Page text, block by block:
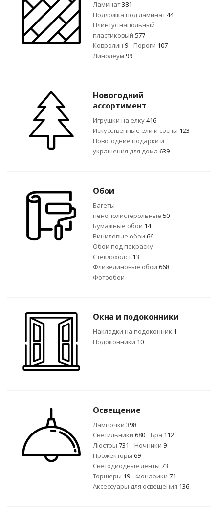
Ламинат381
Подложка под ламинат44
Плинтус напольный
пластиковый 577
Ковролин 9 Пороги 107
Линолеум 99
Новогодний
ассортимент
Игрушки на елку416
Искусственные ели и сосны 123
Новогодние подарки и
украшения для дома 639
Обои
Багеты
пенополистерольные 50
Бумажные обои 14
Виниловые обои 66
Обои под покраску
Стеклохолст13
Флизелиновые обои 668
Фотообои
Окна и подоконники
Накладки на подоконник 1
Подоконники 10
Освещение
Лампочки 398
Светильники 680 Бра 112
Люстры 731 Ночники 9
Прожекторы 69
Светодиодные ленты 73
Торшеры 19 Фонарики 71
Аксессуары для освещения 136